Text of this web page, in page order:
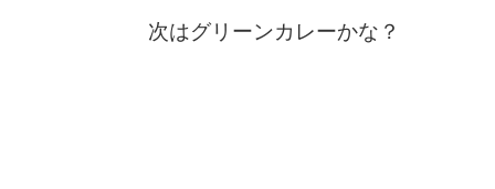
次はグリーンカレーかな？